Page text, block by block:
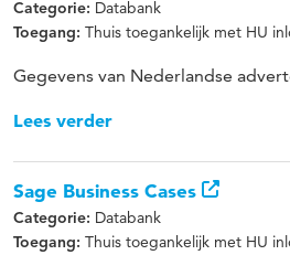
Categorie: Databank
Toegang: Thuis toegankelijk met HU
Gegevens van Nederlandse
Lees verder
Sage Business Cases
Categorie: Databank
Toegang: Thuis toegankelijk met HU